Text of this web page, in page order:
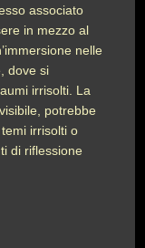
associato
in mezzo al
nelle
dove si
irrisolti. La
potrebbe
irrisolti o
di riflessione